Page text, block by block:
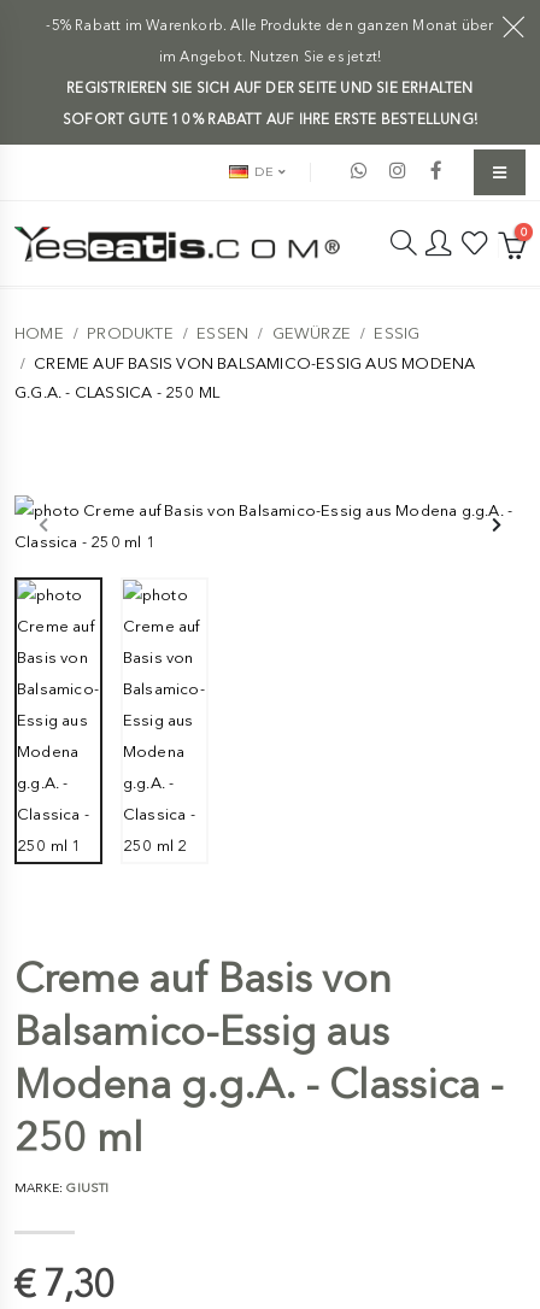
-5% Rabatt im Warenkorb. Alle Produkte den ganzen Monat über
im Angebot. Nutzen Sie es jetzt!
REGISTRIEREN SIE SICH AUF DER SEITE UND SIE ERHALTEN
SOFORT GUTE 10 % RABATT AUF IHRE ERSTE BESTELLUNG!
DE
0
HOME PRODUKTE ESSEN GEWÜRZE
ESSIG
CREME AUF BASIS VON BALSAMICO-ESSIG AUS MODENA
G.G.A. - CLASSICA - 250 ML
Creme auf Basis von
Balsamico-Essig aus
Modena g.g.A. - Classica -
250 ml
MARKE:GIUSTI
€ 7,30